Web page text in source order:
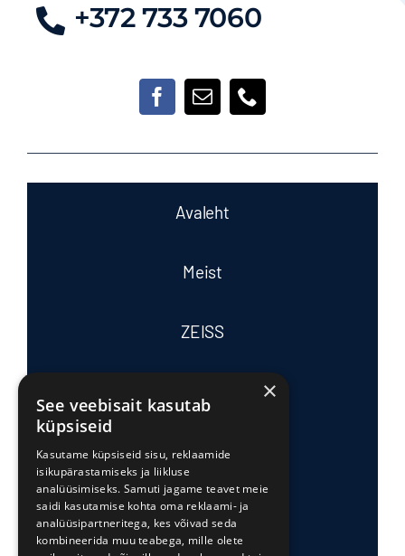
+372 733 7060
Avaleht
Meist
ZEISS
Tooted ja teenused
Edasimüüjad
×
See veebisait kasutab
küpsiseid
Kasutame küpsiseid sisu, reklaamide
isikupärastamiseks ja liikluse
analüüsimiseks. Samuti jagame teavet meie
saidi kasutamise kohta oma reklaami- ja
analüüsipartneritega, kes võivad seda
kombineerida muu teabega, mille olete